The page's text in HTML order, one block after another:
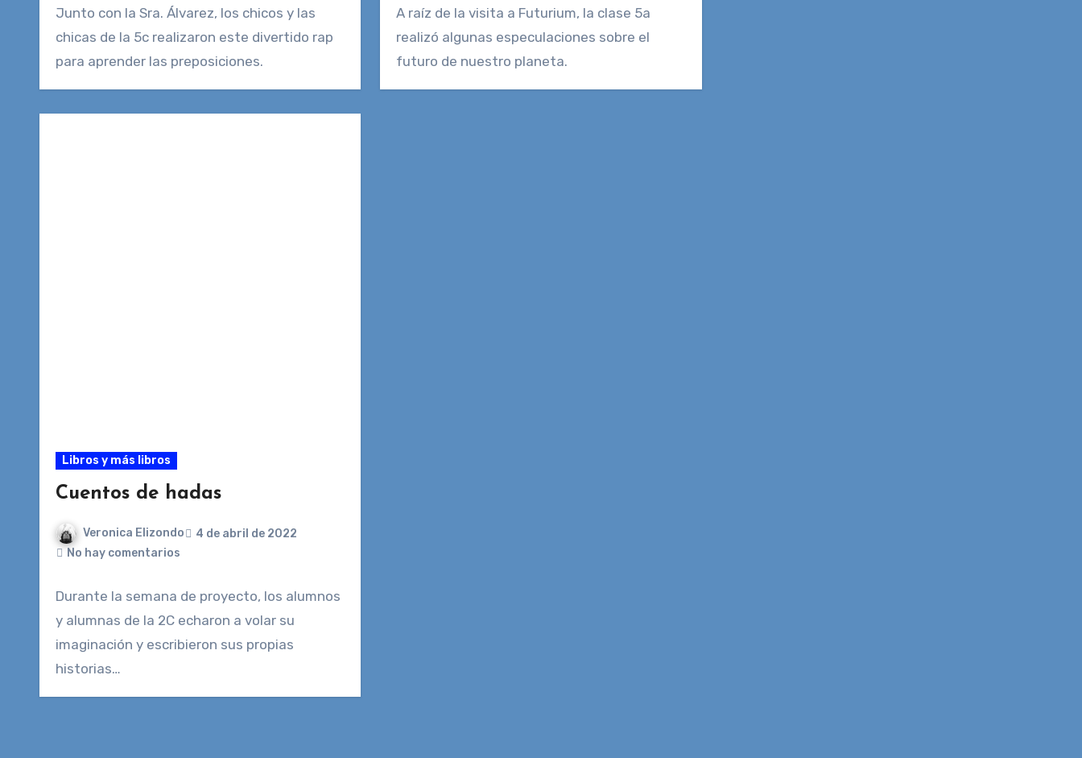
Junto con la Sra. Álvarez, los chicos y las
chicas de la 5c realizaron este divertido rap
para aprender las preposiciones.
A raíz de la visita a Futurium, la clase 5a
realizó algunas especulaciones sobre el
futuro de nuestro planeta.
Libros y más libros
Cuentos de hadas
Veronica Elizondo
4 de abril de 2022
No hay comentarios
Durante la semana de proyecto, los alumnos
y alumnas de la 2C echaron a volar su
imaginación y escribieron sus propias
historias…